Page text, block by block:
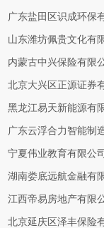
广东盐田区识成环保
山东潍坊佩贵文化有
内蒙古中兴保险有限
北京大兴区正源证券
黑龙江易天新能源有
广东云浮合力智能制
宁夏伟业教育有限公司
湖南娄底远航金融有
江西帝易房地产有限
北京延庆区泽丰保险